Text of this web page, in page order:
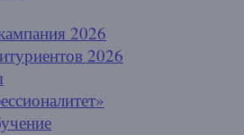
2026
2026